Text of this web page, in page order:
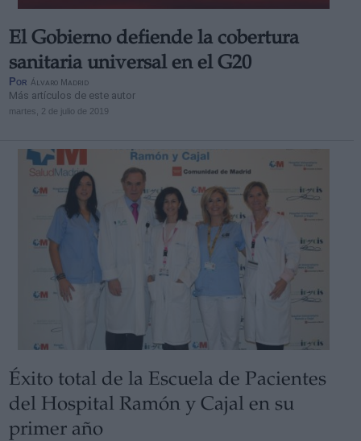
El Gobierno defiende la cobertura
sanitaria universal en el G20
Por Álvaro Madrid
Más artículos de este autor
martes, 2 de julio de 2019
Éxito total de la Escuela de Pacientes
del Hospital Ramón y Cajal en su
primer año